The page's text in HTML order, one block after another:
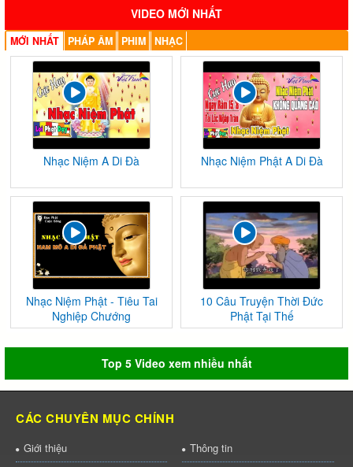
VIDEO MỚI NHẤT
MỚI NHẤT PHÁP ÂM PHIM NHẠC
Nhạc Niệm A Di Đà Nhạc Niệm Phật A Di Đà
Nhạc Niệm Phật - Tiêu Tai
Nghiệp Chướng
10 Câu Truyện Thời Đức
Phật Tại Thế
Top 5 Video xem nhiều nhất
CÁC CHUYÊN MỤC CHÍNH
Giới thiệu
Thông tin